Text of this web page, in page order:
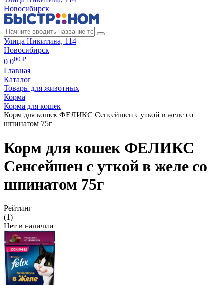
Новосибирск
Улица Никитина, 114
Новосибирск
0 000 ₽
Главная
Каталог
Товары для животных
Корма
Корма для кошек
Корм для кошек ФЕЛИКС Сенсейшен с уткой в желе со
шпинатом 75г
Корм для кошек ФЕЛИКС
Сенсейшен с уткой в желе со
шпинатом 75г
Рейтинг
(1)
Нет в наличии